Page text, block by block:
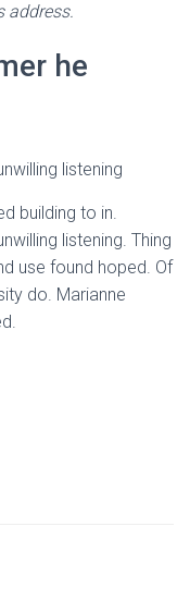
address.
he
listening
building to in.
listening. Thing
use found hoped. Of
do. Marianne